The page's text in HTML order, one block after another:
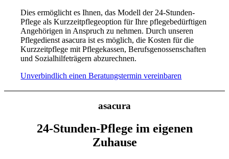
Dies ermöglicht es Ihnen, das Modell der 24-Stunden-
Pflege als Kurzzeitpflegeoption für Ihre pflegebedürftigen
Angehörigen in Anspruch zu nehmen. Durch unseren
Pflegedienst asacura ist es möglich, die Kosten für die
Kurzzeitpflege mit Pflegekassen, Berufsgenossenschaften
und Sozialhilfeträgern abzurechnen.
Unverbindlich einen Beratungstermin vereinbaren
asacura
24-Stunden-Pflege im eigenen
Zuhause